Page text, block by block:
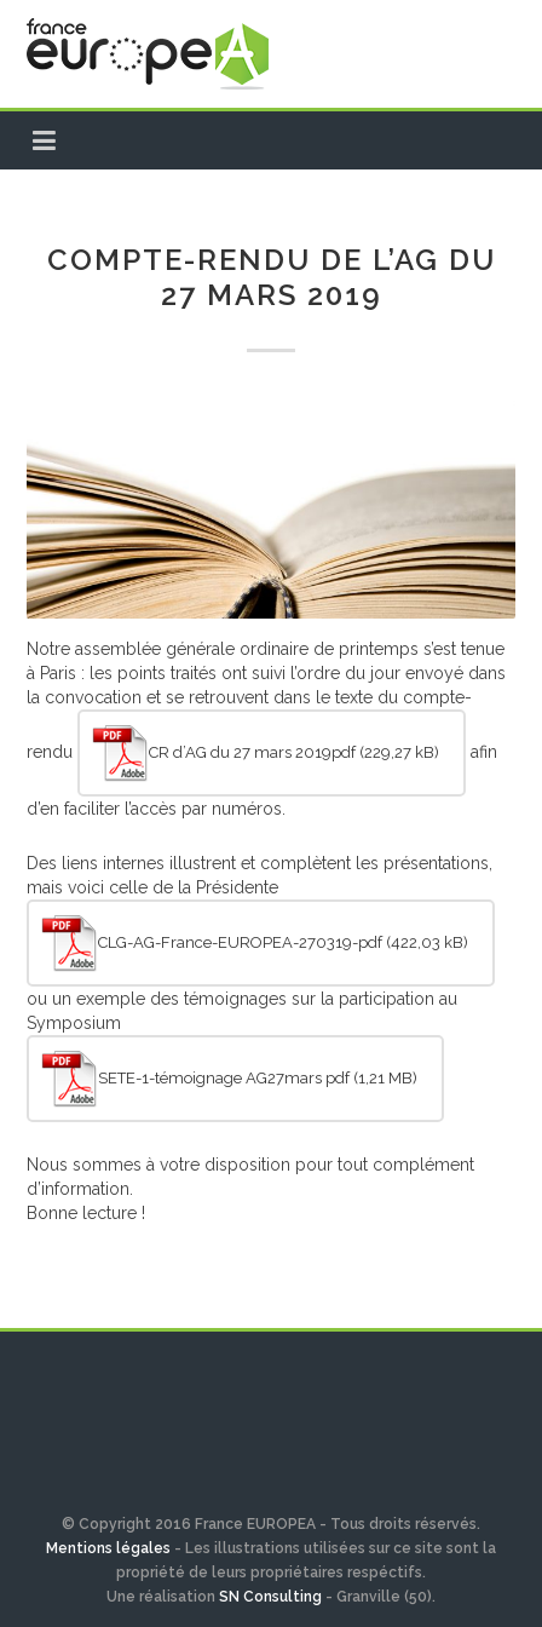
PROJETS EUROPÉENS
TEMPS FORTS
MEMBRES
CONTACT
COMPTE-RENDU DE L’AG DU
27 MARS 2019
Notre assemblée générale ordinaire de printemps s’est tenue
à Paris : les points traités ont suivi l’ordre du jour envoyé dans
la convocation et se retrouvent dans le texte du compte-
rendu CR d’AG du 27 mars 2019pdf afin
d’en faciliter l’accès par numéros.
Des liens internes illustrent et complètent les présentations,
mais voici celle de la Présidente
CLG-AG-France-EUROPEA-270319-pdf
ou un exemple des témoignages sur la participation au
Symposium
SETE-1-témoignage AG27mars pdf
Nous sommes à votre disposition pour tout complément
d’information.
Bonne lecture !
© Copyright 2016 France EUROPEA - Tous droits réservés.
Mentions légales - Les illustrations utilisées sur ce site sont la
propriété de leurs propriétaires respéctifs.
Une réalisation SN Consulting - Granville (50).